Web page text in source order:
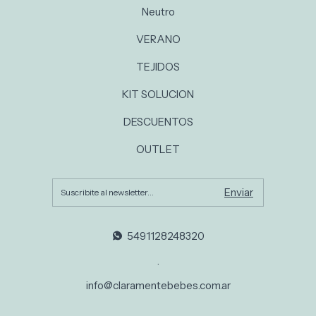
Neutro
VERANO
TEJIDOS
KIT SOLUCION
DESCUENTOS
OUTLET
5491128248320
info@claramentebebes.com.ar